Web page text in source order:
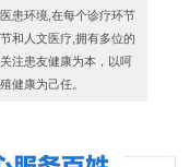
患环境,在每个诊疗环节
和人文医疗,拥有多位的
注患友健康为本，以呵
健康为己任。